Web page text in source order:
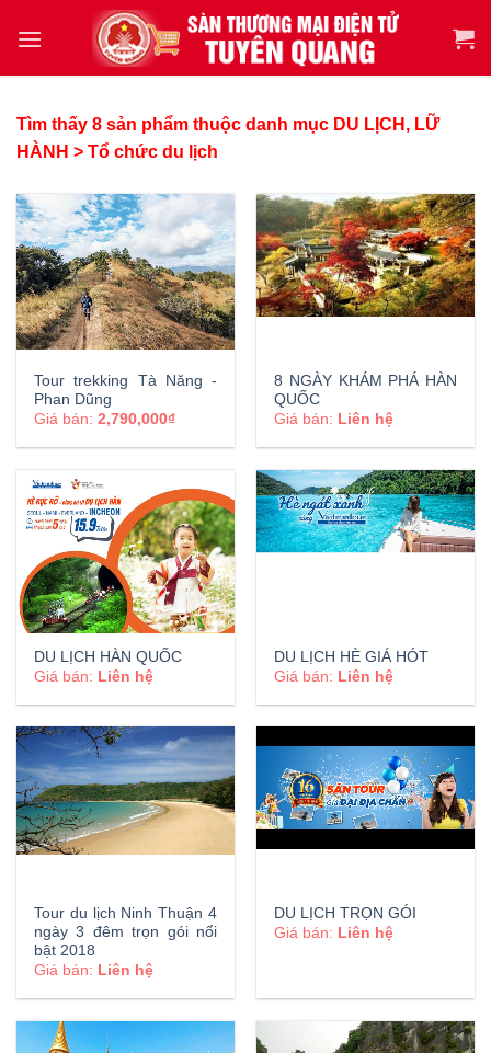
Tìm thấy 8 sản phẩm thuộc danh mục DU LỊCH, LỮ
HÀNH > Tổ chức du lịch
Tour trekking Tà Năng -
Phan Dũng
Giá bán:2,790,000₫
8 NGÀY KHÁM PHÁ HÀN
QUỐC
Giá bán: Liên hệ
DU LỊCH HÀN QUỐC
Giá bán: Liên hệ
DU LỊCH HÈ GIÁ HÓT
Giá bán: Liên hệ
Tour du lịch Ninh Thuận 4
ngày 3 đêm trọn gói nổi
bật 2018
Giá bán: Liên hệ
DU LỊCH TRỌN GÓI
Giá bán: Liên hệ